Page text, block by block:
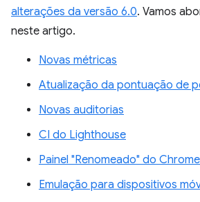
alterações da versão 6.0. Vamos
neste artigo.
Novas métricas
Atualização da pontuação de
Novas auditorias
CI do Lighthouse
Painel "Renomeado" do
Emulação para dispositivos